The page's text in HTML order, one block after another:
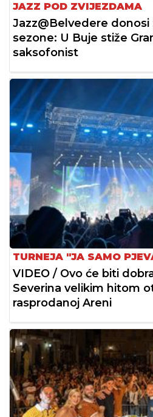
JAZZ POD ZVIJEZDAMA
Jazz@Belvedere
sezone: U Buje stiže
saksofonist
TURNEJA "JA SAMO
VIDEO / Ovo će biti
Severina velikim hitom
rasprodanoj Areni